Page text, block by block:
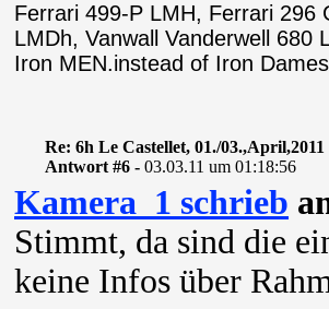
Ferrari 499-P LMH, Ferrari 296
LMDh, Vanwall Vanderwell
Iron MEN.instead of Iron
Re: 6h Le Castellet, 01./03.,April,2011
Antwort #6 - 03.03.11 um 01:18:56
Kamera_1 schrieb
Stimmt, da sind die
keine Infos über